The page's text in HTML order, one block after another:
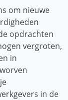
om nieuwe
opdrachten
vergroten,
in
in de